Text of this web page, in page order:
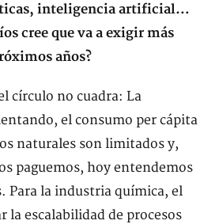
inteligencia artificial…
cree que va a exigir más
años?
círculo no cuadra: La
el consumo per cápita
naturales son limitados y,
paguemos, hoy entendemos
Para la industria química, el
la escalabilidad de procesos